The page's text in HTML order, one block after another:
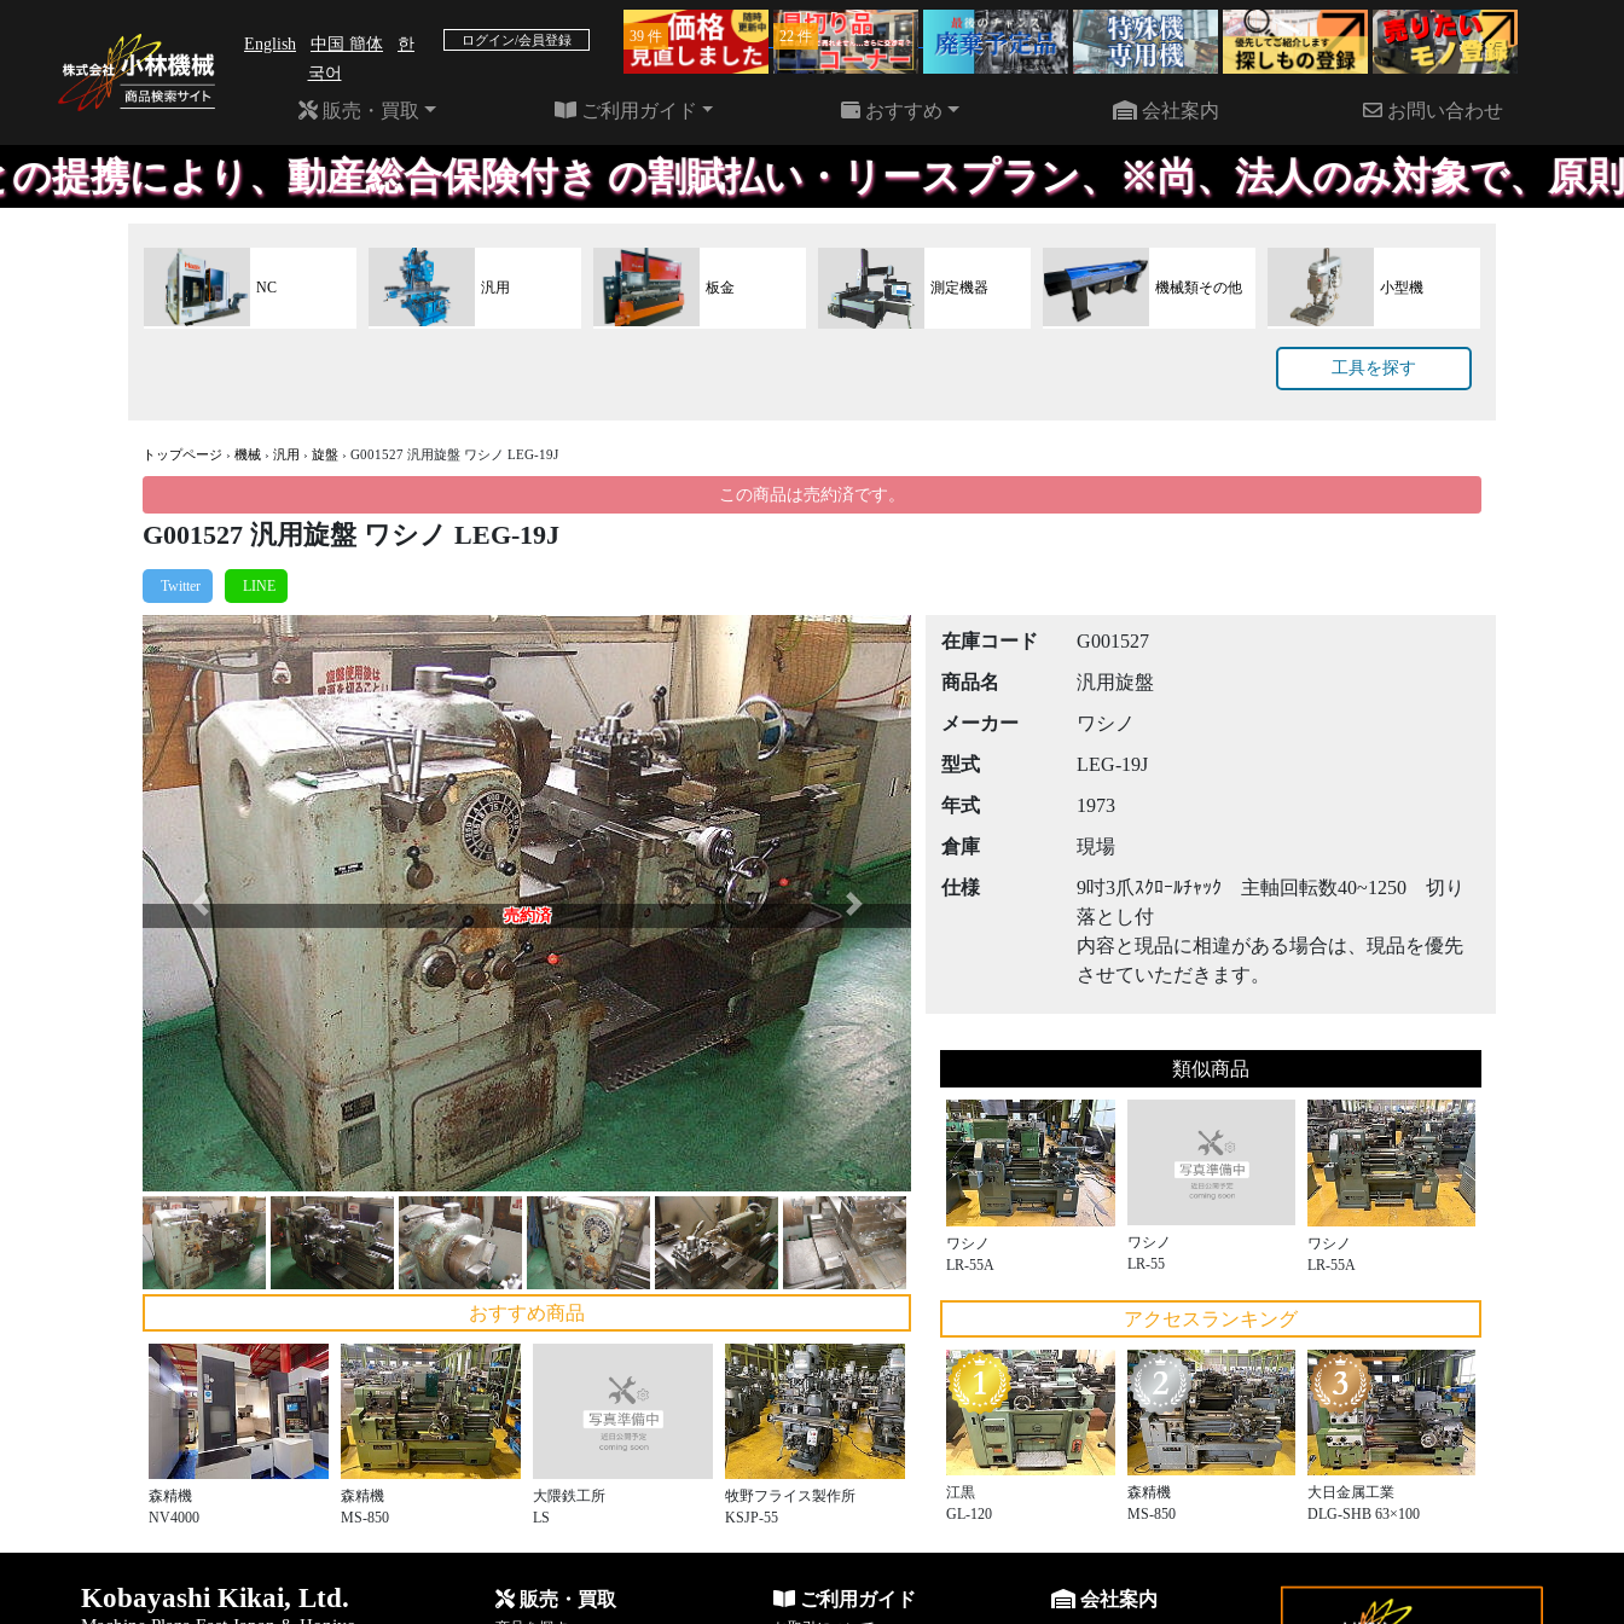
English 中国 簡体
한
국어
ログイン/会員登録 39 件 22 件
販売・買取 ご利用ガイド おすすめ 会社案内 お問い合わせ
動産総合保険付き の割賦払い・リースプラン、※尚、法人のみ対象で、原則決算書のご
NC 汎用 板金 測定機器 機械類その他 小型機
工具を探す
トップページ › 機械 › 汎用 › 旋盤 › G001527 汎用旋盤 ワシノ LEG-19J
この商品は売約済です。
G001527 汎用旋盤 ワシノ LEG-19J
売約済
Previous Next
おすすめ商品
森精機
NV4000
森精機
MS-850
大隈鉄工所
LS
牧野フライス製作所
KSJP-55
在庫コード
G001527
商品名
汎用旋盤
メーカー
ワシノ
型式
LEG-19J
年式
1973
倉庫
現場
仕様
9吋3爪ｽｸﾛｰﾙﾁｬｯｸ 主軸回転数40~1250 切り
落とし付
内容と現品に相違がある場合は、現品を優先
させていただきます。
類似商品
ワシノ
LR-55A
ワシノ
LR-55
ワシノ
LR-55A
アクセスランキング
江黒
GL-120
森精機
MS-850
大日金属工業
DLG-SHB 63×100
Kobayashi Kikai, Ltd. 販売・買取 ご利用ガイド 会社案内